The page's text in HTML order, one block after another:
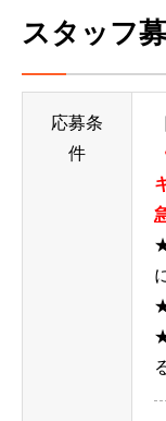
スタッフ
応募条
件